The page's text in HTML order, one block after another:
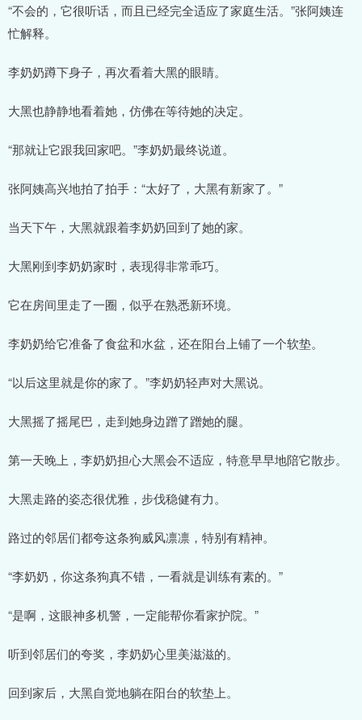
“不会的，它很听话，而且已经完全适应了家庭生活。”张阿姨连
忙解释。
李奶奶蹲下身子，再次看着大黑的眼睛。
大黑也静静地看着她，仿佛在等待她的决定。
“那就让它跟我回家吧。”李奶奶最终说道。
张阿姨高兴地拍了拍手：“太好了，大黑有新家了。”
当天下午，大黑就跟着李奶奶回到了她的家。
大黑刚到李奶奶家时，表现得非常乖巧。
它在房间里走了一圈，似乎在熟悉新环境。
李奶奶给它准备了食盆和水盆，还在阳台上铺了一个软垫。
“以后这里就是你的家了。”李奶奶轻声对大黑说。
大黑摇了摇尾巴，走到她身边蹭了蹭她的腿。
第一天晚上，李奶奶担心大黑会不适应，特意早早地陪它散步。
大黑走路的姿态很优雅，步伐稳健有力。
路过的邻居们都夸这条狗威风凛凛，特别有精神。
“李奶奶，你这条狗真不错，一看就是训练有素的。”
“是啊，这眼神多机警，一定能帮你看家护院。”
听到邻居们的夸奖，李奶奶心里美滋滋的。
回到家后，大黑自觉地躺在阳台的软垫上。